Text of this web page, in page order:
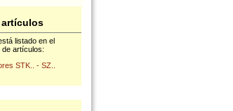
listado en el
de artículos:
STK.. - SZ..